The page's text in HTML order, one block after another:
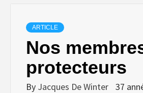
ARTICLE
Nos
protecteurs
By Jacques De Winter 37